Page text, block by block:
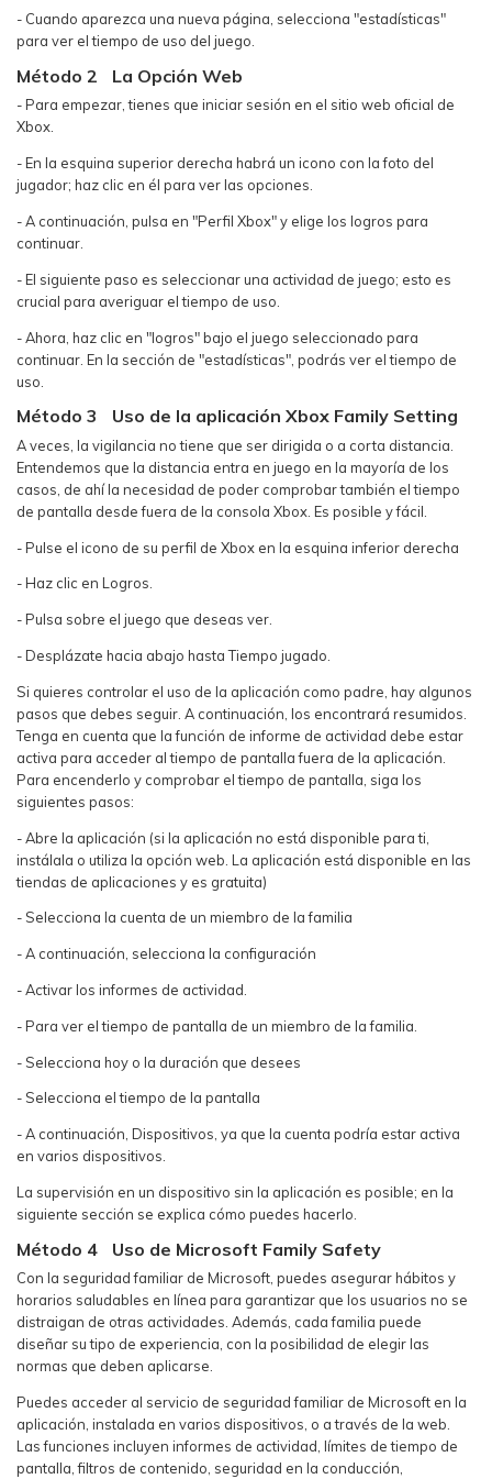
- Cuando aparezca una nueva página, selecciona "estadísticas"
para ver el tiempo de uso del juego.
Método 2 La Opción Web
- Para empezar, tienes que iniciar sesión en el sitio web oficial de
Xbox.
- En la esquina superior derecha habrá un icono con la foto del
jugador; haz clic en él para ver las opciones.
- A continuación, pulsa en "Perfil Xbox" y elige los logros para
continuar.
- El siguiente paso es seleccionar una actividad de juego; esto es
crucial para averiguar el tiempo de uso.
- Ahora, haz clic en "logros" bajo el juego seleccionado para
continuar. En la sección de "estadísticas", podrás ver el tiempo de
uso.
Método 3 Uso de la aplicación Xbox Family Setting
A veces, la vigilancia no tiene que ser dirigida o a corta distancia.
Entendemos que la distancia entra en juego en la mayoría de los
casos, de ahí la necesidad de poder comprobar también el tiempo
de pantalla desde fuera de la consola Xbox. Es posible y fácil.
- Pulse el icono de su perfil de Xbox en la esquina inferior derecha
- Haz clic en Logros.
- Pulsa sobre el juego que deseas ver.
- Desplázate hacia abajo hasta Tiempo jugado.
Si quieres controlar el uso de la aplicación como padre, hay algunos
pasos que debes seguir. A continuación, los encontrará resumidos.
Tenga en cuenta que la función de informe de actividad debe estar
activa para acceder al tiempo de pantalla fuera de la aplicación.
Para encenderlo y comprobar el tiempo de pantalla, siga los
siguientes pasos:
- Abre la aplicación (si la aplicación no está disponible para ti,
instálala o utiliza la opción web. La aplicación está disponible en las
tiendas de aplicaciones y es gratuita)
- Selecciona la cuenta de un miembro de la familia
- A continuación, selecciona la configuración
- Activar los informes de actividad.
- Para ver el tiempo de pantalla de un miembro de la familia.
- Selecciona hoy o la duración que desees
- Selecciona el tiempo de la pantalla
- A continuación, Dispositivos, ya que la cuenta podría estar activa
en varios dispositivos.
La supervisión en un dispositivo sin la aplicación es posible; en la
siguiente sección se explica cómo puedes hacerlo.
Método 4 Uso de Microsoft Family Safety
Con la seguridad familiar de Microsoft, puedes asegurar hábitos y
horarios saludables en línea para garantizar que los usuarios no se
distraigan de otras actividades. Además, cada familia puede
diseñar su tipo de experiencia, con la posibilidad de elegir las
normas que deben aplicarse.
Puedes acceder al servicio de seguridad familiar de Microsoft en la
aplicación, instalada en varios dispositivos, o a través de la web.
Las funciones incluyen informes de actividad, límites de tiempo de
pantalla, filtros de contenido, seguridad en la conducción,